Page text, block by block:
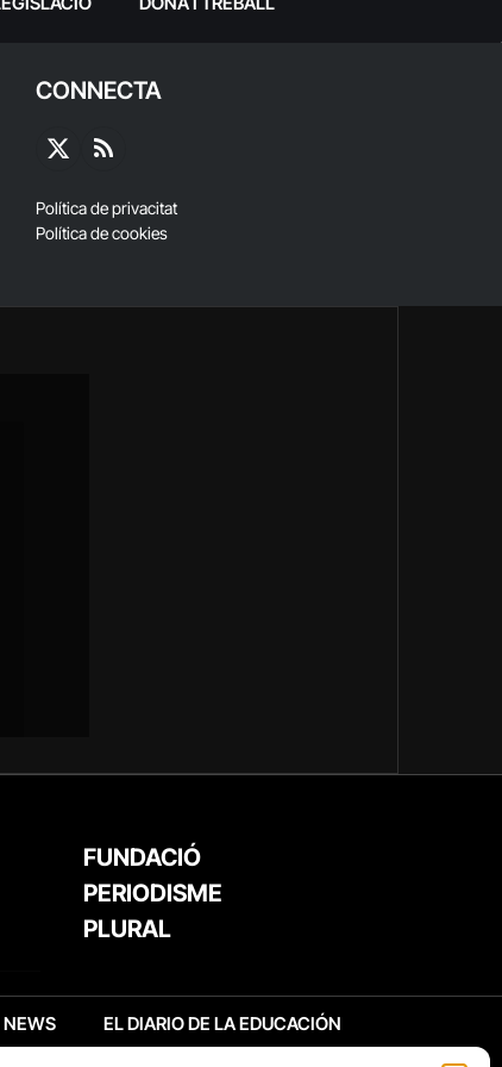
CONNECTA
X
RSS
Política de privacitat
Política de cookies
FUNDACIÓ
PERIODISME
PLURAL
EL DIARIO DE LA EDUCACIÓN